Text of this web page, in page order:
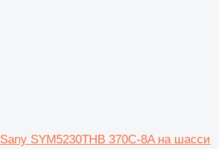
SYM5230THB 370C-8A на шасси